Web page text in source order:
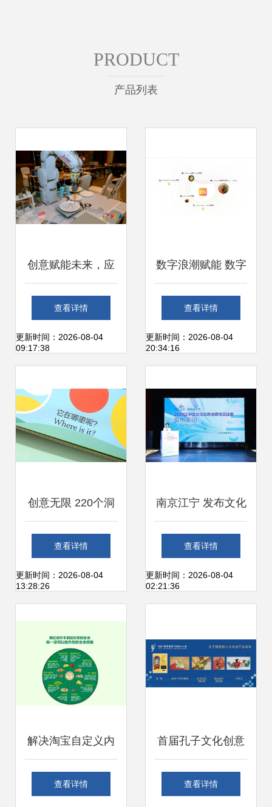
PRODUCT
产品列表
创意赋能未来，应
用点亮生活——第
十六届MECA大赛
满收官
查看详情
更新时间：2026-08-04
09:17:38
数字浪潮赋能 数字
化升级重塑本地生
活服务与文化创意
查看详情
更新时间：2026-08-04
20:34:16
创意无限 220个洞
洞游戏，开启孩子
的多元认知之旅
查看详情
更新时间：2026-08-04
13:28:26
南京江宁 发布文化
创意消费场景，以
数字内容服务探索
查看详情
更新时间：2026-08-04
02:21:36
解决淘宝自定义内
容区表格空白问题
查看详情
首届孔子文化创意
设计大赛颁奖典礼
查看详情